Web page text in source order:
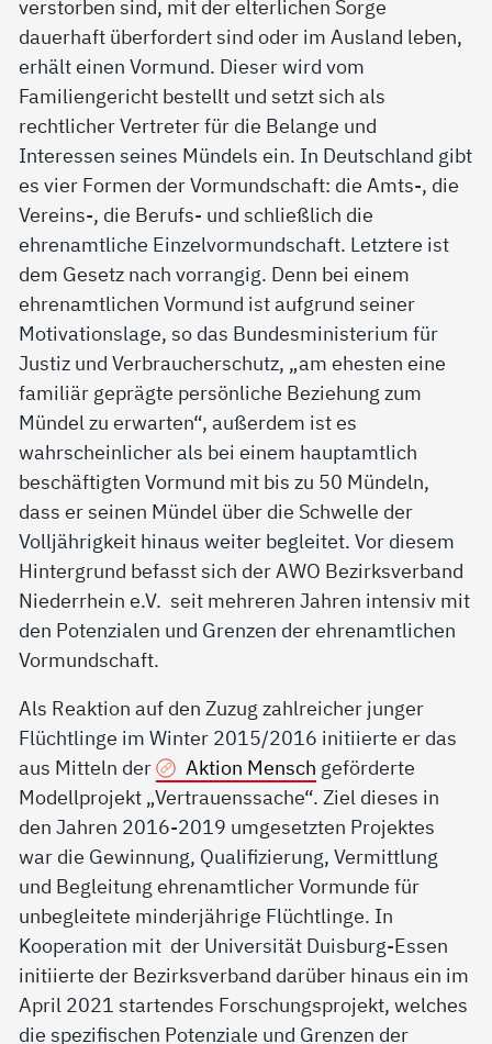
verstorben sind, mit der elterlichen Sorge
dauerhaft überfordert sind oder im Ausland leben,
erhält einen Vormund. Dieser wird vom
Familiengericht bestellt und setzt sich als
rechtlicher Vertreter für die Belange und
Interessen seines Mündels ein. In Deutschland gibt
es vier Formen der Vormundschaft: die Amts-, die
Vereins-, die Berufs- und schließlich die
ehrenamtliche Einzelvormundschaft. Letztere ist
dem Gesetz nach vorrangig. Denn bei einem
ehrenamtlichen Vormund ist aufgrund seiner
Motivationslage, so das Bundesministerium für
Justiz und Verbraucherschutz, „am ehesten eine
familiär geprägte persönliche Beziehung zum
Mündel zu erwarten“, außerdem ist es
wahrscheinlicher als bei einem hauptamtlich
beschäftigten Vormund mit bis zu 50 Mündeln,
dass er seinen Mündel über die Schwelle der
Volljährigkeit hinaus weiter begleitet. Vor diesem
Hintergrund befasst sich der AWO Bezirksverband
Niederrhein e.V. seit mehreren Jahren intensiv mit
den Potenzialen und Grenzen der ehrenamtlichen
Vormundschaft.
Als Reaktion auf den Zuzug zahlreicher junger
Flüchtlinge im Winter 2015/2016 initiierte er das
aus Mitteln der
Aktion Mensch geförderte
Modellprojekt „Vertrauenssache“. Ziel dieses in
den Jahren 2016-2019 umgesetzten Projektes
war die Gewinnung, Qualifizierung, Vermittlung
und Begleitung ehrenamtlicher Vormunde für
unbegleitete minderjährige Flüchtlinge. In
Kooperation mit der Universität Duisburg-Essen
initiierte der Bezirksverband darüber hinaus ein im
April 2021 startendes Forschungsprojekt, welches
die spezifischen Potenziale und Grenzen der